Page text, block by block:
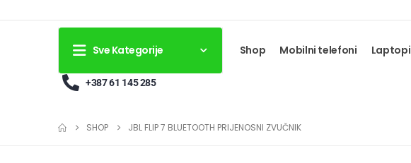
Sve Kategorije Shop Mobilni telefoni Laptopi
+387 61 145 285
SHOP JBL FLIP 7 BLUETOOTH PRIJENOSNI ZVUČNIK